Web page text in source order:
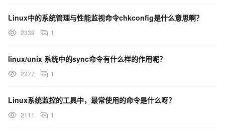
Linux中的系统管理与性能监视命令chkconfig是什么意思啊？
2339 1
linux/unix 系统中的sync命令有什么样的作用呢？
2377 1
Linux系统监控的工具中，最常使用的命令是什么呀？
2111 1